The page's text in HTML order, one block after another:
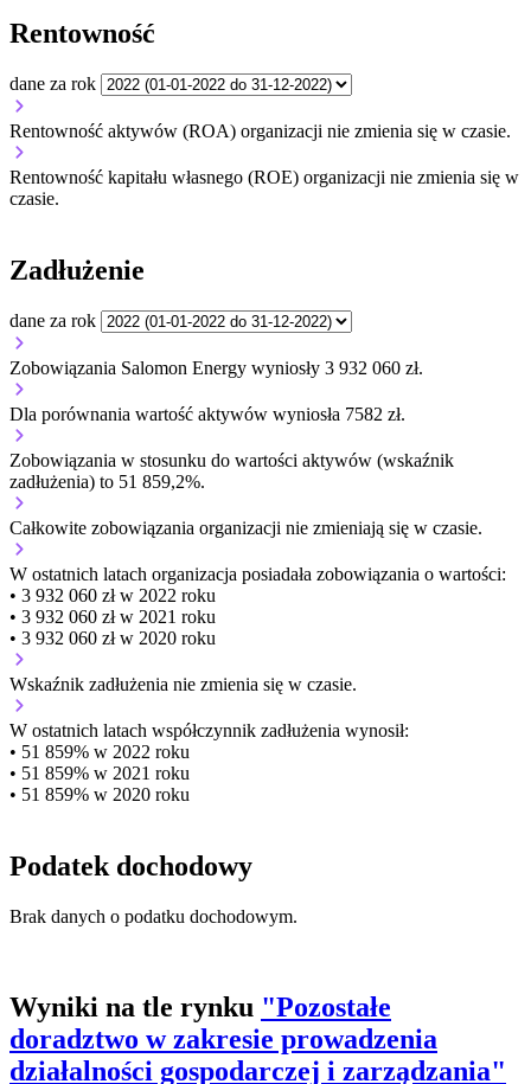
Rentowność
dane za rok
Rentowność aktywów (ROA) organizacji nie zmienia się w czasie.
Rentowność kapitału własnego (ROE) organizacji nie zmienia się w
czasie.
Zadłużenie
dane za rok
Zobowiązania Salomon Energy wyniosły 3 932 060 zł.
Dla porównania wartość aktywów wyniosła 7582 zł.
Zobowiązania w stosunku do wartości aktywów (wskaźnik
zadłużenia) to 51 859,2%.
Całkowite zobowiązania organizacji nie zmieniają się w czasie.
W ostatnich latach organizacja posiadała zobowiązania o wartości:
• 3 932 060 zł w 2022 roku
• 3 932 060 zł w 2021 roku
• 3 932 060 zł w 2020 roku
Wskaźnik zadłużenia nie zmienia się w czasie.
W ostatnich latach współczynnik zadłużenia wynosił:
• 51 859% w 2022 roku
• 51 859% w 2021 roku
• 51 859% w 2020 roku
Podatek dochodowy
Brak danych o podatku dochodowym.
Wyniki na tle rynku "Pozostałe
doradztwo w zakresie prowadzenia
działalności gospodarczej i zarządzania"